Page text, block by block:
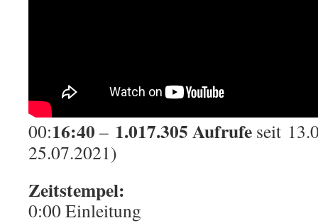
00:16:40 – 1.017.305 Aufrufe seit
25.07.2021)
Zeitstempel:
0:00Einleitung